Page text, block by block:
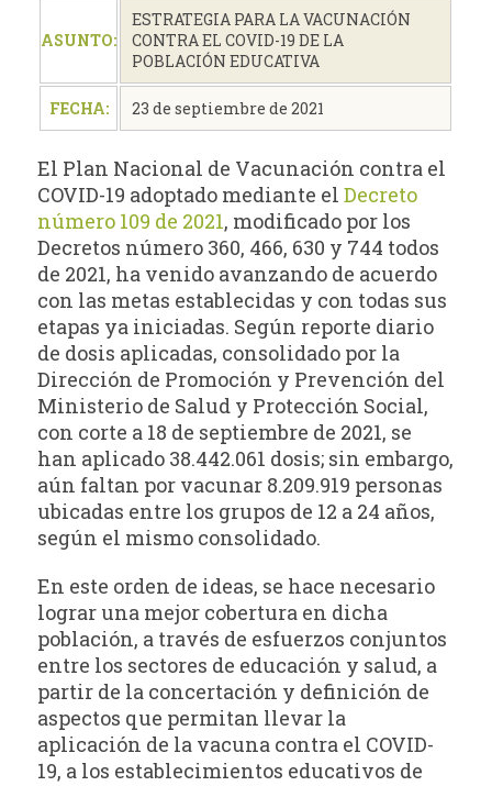
ASUNTO:
ESTRATEGIA PARA LA VACUNACIÓN
CONTRA EL COVID-19 DE LA
POBLACIÓN EDUCATIVA
FECHA: 23 de septiembre de 2021
El Plan Nacional de Vacunación contra el
COVID-19 adoptado mediante elDecreto
número 109 de 2021, modificado por los
Decretos número 360, 466, 630 y 744 todos
de 2021, ha venido avanzando de acuerdo
con las metas establecidas y con todas sus
etapas ya iniciadas. Según reporte diario
de dosis aplicadas, consolidado por la
Dirección de Promoción y Prevención del
Ministerio de Salud y Protección Social,
con corte a 18 de septiembre de 2021, se
han aplicado 38.442.061 dosis; sin embargo,
aún faltan por vacunar 8.209.919 personas
ubicadas entre los grupos de 12 a 24 años,
según el mismo consolidado.
En este orden de ideas, se hace necesario
lograr una mejor cobertura en dicha
población, a través de esfuerzos conjuntos
entre los sectores de educación y salud, a
partir de la concertación y definición de
aspectos que permitan llevar la
aplicación de la vacuna contra el COVID-
19, a los establecimientos educativos de